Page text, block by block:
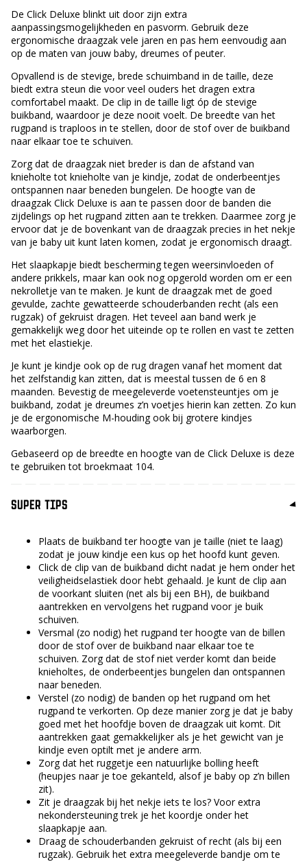
De Click Deluxe blinkt uit door zijn extra
aanpassingsmogelijkheden en pasvorm. Gebruik deze
ergonomische draagzak vele jaren en pas hem eenvoudig aan
op de maten van jouw baby, dreumes of peuter.
Opvallend is de stevige, brede schuimband in de taille, deze
biedt extra steun die voor veel ouders het dragen extra
comfortabel maakt. De clip in de taille ligt óp de stevige
buikband, waardoor je deze nooit voelt. De breedte van het
rugpand is traploos in te stellen, door de stof over de buikband
naar elkaar toe te schuiven.
Zorg dat de draagzak niet breder is dan de afstand van
knieholte tot knieholte van je kindje, zodat de onderbeentjes
ontspannen naar beneden bungelen. De hoogte van de
draagzak Click Deluxe is aan te passen door de banden die
zijdelings op het rugpand zitten aan te trekken. Daarmee zorg je
ervoor dat je de bovenkant van de draagzak precies in het nekje
van je baby uit kunt laten komen, zodat je ergonomisch draagt.
Het slaapkapje biedt bescherming tegen weersinvloeden of
andere prikkels, maar kan ook nog opgerold worden om er een
nekrolletje van te maken. Je kunt de draagzak met de goed
gevulde, zachte gewatteerde schouderbanden recht (als een
rugzak) of gekruist dragen. Het teveel aan band werk je
gemakkelijk weg door het uiteinde op te rollen en vast te zetten
met het elastiekje.
Je kunt je kindje ook op de rug dragen vanaf het moment dat
het zelfstandig kan zitten, dat is meestal tussen de 6 en 8
maanden. Bevestig de meegeleverde voetensteuntjes om je
buikband, zodat je dreumes z’n voetjes hierin kan zetten. Zo kun
je de ergonomische M-houding ook bij grotere kindjes
waarborgen.
Gebaseerd op de breedte en hoogte van de Click Deluxe is deze
te gebruiken tot broekmaat 104.
SUPER TIPS
Plaats de buikband ter hoogte van je taille (niet te laag)
zodat je jouw kindje een kus op het hoofd kunt geven.
Click de clip van de buikband dicht nadat je hem onder het
veiligheidselastiek door hebt gehaald. Je kunt de clip aan
de voorkant sluiten (net als bij een BH), de buikband
aantrekken en vervolgens het rugpand voor je buik
schuiven.
Versmal (zo nodig) het rugpand ter hoogte van de billen
door de stof over de buikband naar elkaar toe te
schuiven. Zorg dat de stof niet verder komt dan beide
knieholtes, de onderbeentjes bungelen dan ontspannen
naar beneden.
Verstel (zo nodig) de banden op het rugpand om het
rugpand te verkorten. Op deze manier zorg je dat je baby
goed met het hoofdje boven de draagzak uit komt. Dit
aantrekken gaat gemakkelijker als je het gewicht van je
kindje even optilt met je andere arm.
Zorg dat het ruggetje een natuurlijke bolling heeft
(heupjes naar je toe gekanteld, alsof je baby op z’n billen
zit).
Zit je draagzak bij het nekje iets te los? Voor extra
nekondersteuning trek je het koordje onder het
slaapkapje aan.
Draag de schouderbanden gekruist of recht (als bij een
rugzak). Gebruik het extra meegeleverde bandje om te